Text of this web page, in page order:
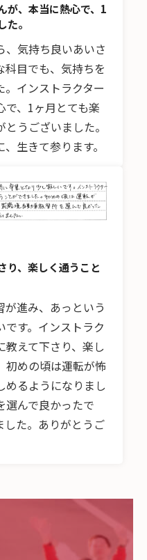
が、本当に熱心で、1
。
、気持ち良いあいさ
科目でも、気持ちを
インストラクター
で、1ヶ月とても楽
うございました。
生きて参ります。
り、楽しく通うこと
進み、あっという
す。インストラク
えて下さり、楽し
初めの頃は運転が怖
めるようになりまし
選んで良かったで
した。ありがとうご